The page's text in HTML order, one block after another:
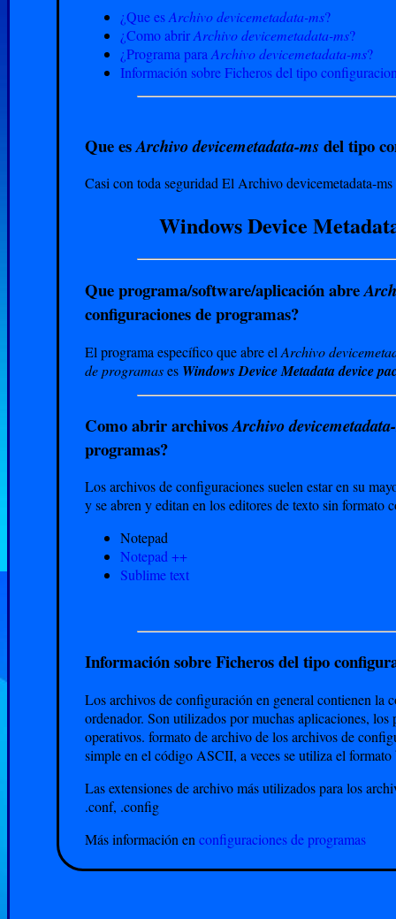
¿Que esArchivo devicemetadata-ms?
¿Como abrirArchivo devicemetadata-ms?
¿Programa para Archivo devicemetadata-ms?
Información sobre Ficheros del tipo
Que esArchivo devicemetadata-msdel tipo
Casi con toda seguridad El Archivo devicemetadata-
Windows Device
Que programa/software/aplicación abre
configuraciones de programas?
El programa específico que abre el Archivo
de programases Windows Device Metadata device
Como abrir archivosArchivo
programas?
Los archivos de configuraciones suelen estar en su
y se abren y editan en los editores de texto sin formato
Notepad
Notepad ++
Sublime text
Información sobre Ficheros del tipo
Los archivos de configuración en general contienen la
ordenador. Son utilizados por muchas aplicaciones, los
operativos. formato de archivo de los archivos de
simple en el código ASCII, a veces se utiliza el
Las extensiones de archivo más utilizados para los
.conf, .config
Más información en configuraciones de programas